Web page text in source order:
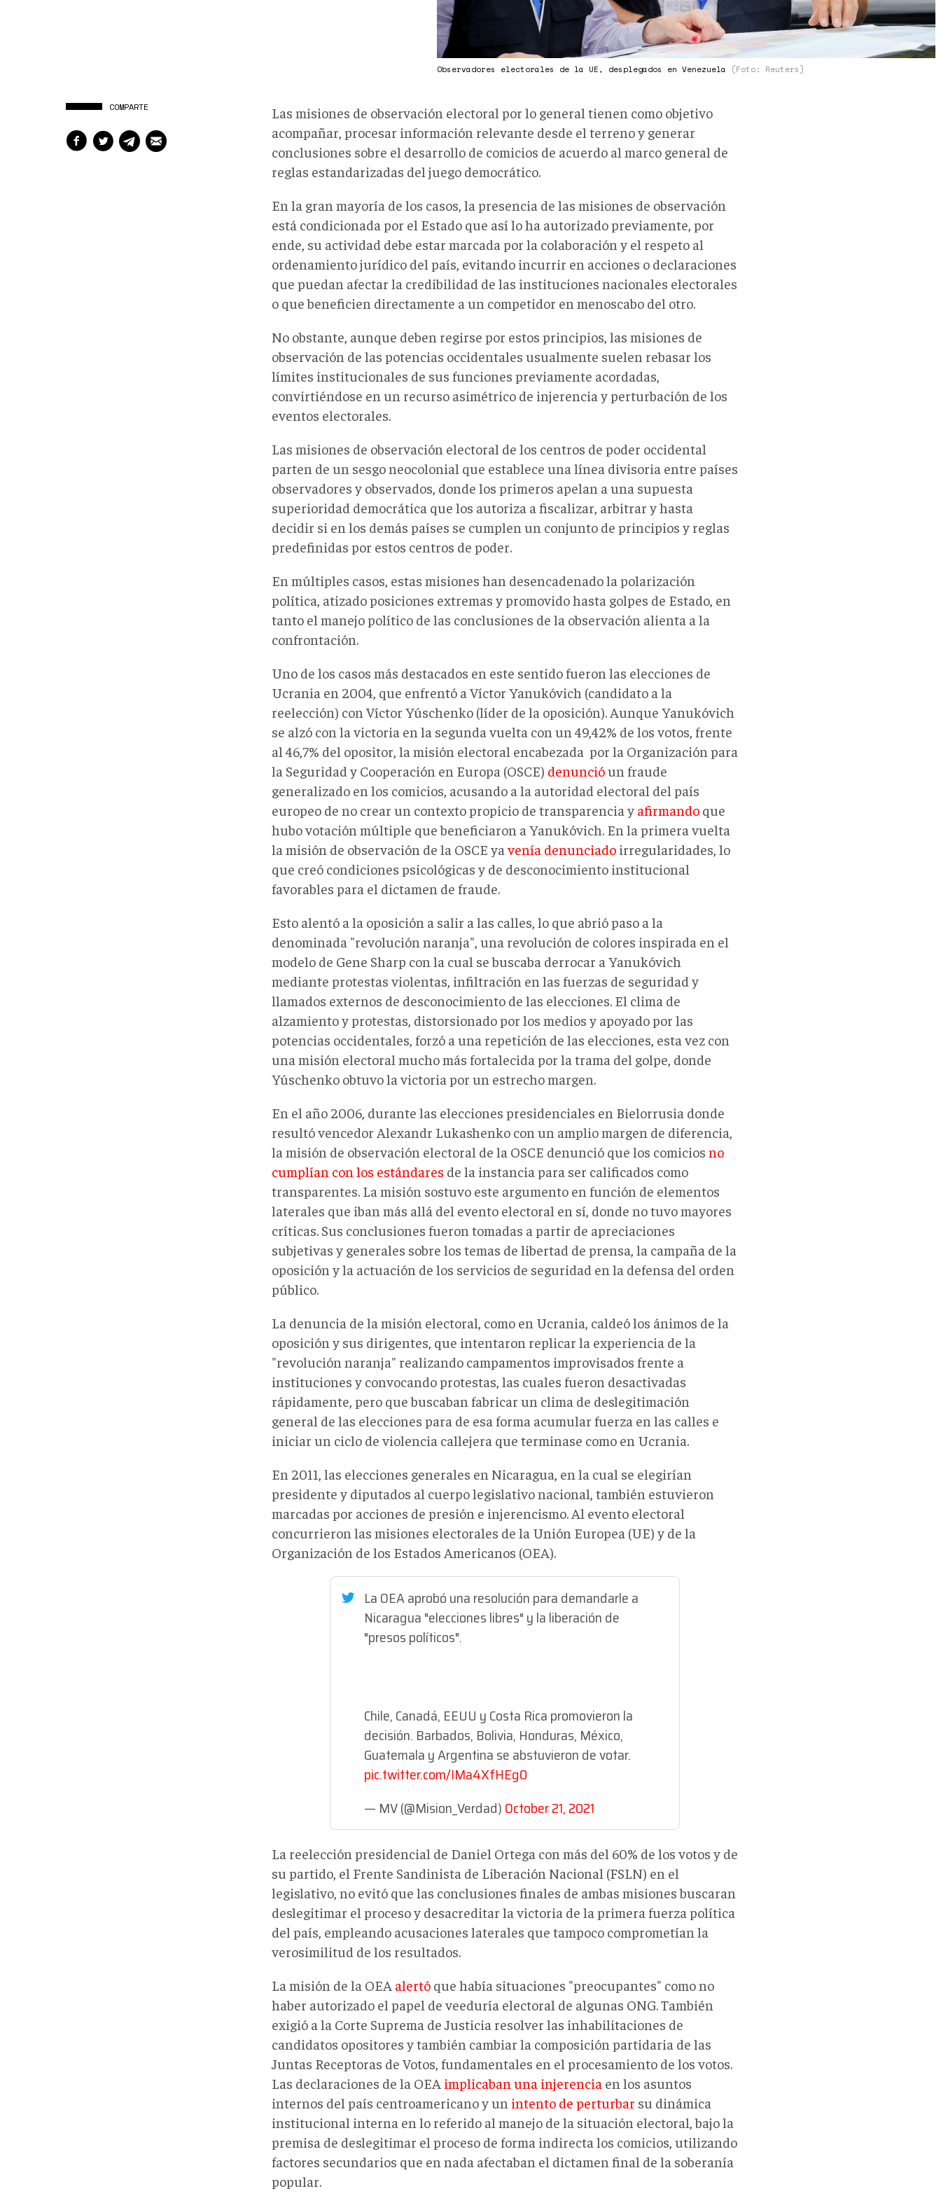
Observadores electorales de la UE, desplegados en Venezuela (Foto: Reuters)
COMPARTE
Las misiones de observación electoral por lo general tienen como objetivo
acompañar, procesar información relevante desde el terreno y generar
conclusiones sobre el desarrollo de comicios de acuerdo al marco general de
reglas estandarizadas del juego democrático.
En la gran mayoría de los casos, la presencia de las misiones de observación
está condicionada por el Estado que así lo ha autorizado previamente, por
ende, su actividad debe estar marcada por la colaboración y el respeto al
ordenamiento jurídico del país, evitando incurrir en acciones o declaraciones
que puedan afectar la credibilidad de las instituciones nacionales electorales
o que beneficien directamente a un competidor en menoscabo del otro.
No obstante, aunque deben regirse por estos principios, las misiones de
observación de las potencias occidentales usualmente suelen rebasar los
límites institucionales de sus funciones previamente acordadas,
convirtiéndose en un recurso asimétrico de injerencia y perturbación de los
eventos electorales.
Las misiones de observación electoral de los centros de poder occidental
parten de un sesgo neocolonial que establece una línea divisoria entre países
observadores y observados, donde los primeros apelan a una supuesta
superioridad democrática que los autoriza a fiscalizar, arbitrar y hasta
decidir si en los demás países se cumplen un conjunto de principios y reglas
predefinidas por estos centros de poder.
En múltiples casos, estas misiones han desencadenado la polarización
política, atizado posiciones extremas y promovido hasta golpes de Estado, en
tanto el manejo político de las conclusiones de la observación alienta a la
confrontación.
Uno de los casos más destacados en este sentido fueron las elecciones de
Ucrania en 2004, que enfrentó a Víctor Yanukóvich (candidato a la
reelección) con Víctor Yúschenko (líder de la oposición). Aunque Yanukóvich
se alzó con la victoria en la segunda vuelta con un 49,42% de los votos, frente
al 46,7% del opositor, la misión electoral encabezada por la Organización para
la Seguridad y Cooperación en Europa (OSCE) denuncióun fraude
generalizado en los comicios, acusando a la autoridad electoral del país
europeo de no crear un contexto propicio de transparencia y afirmando que
hubo votación múltiple que beneficiaron a Yanukóvich. En la primera vuelta
la misión de observación de la OSCE yavenía denunciado irregularidades, lo
que creó condiciones psicológicas y de desconocimiento institucional
favorables para el dictamen de fraude.
Esto alentó a la oposición a salir a las calles, lo que abrió paso a la
denominada "revolución naranja", una revolución de colores inspirada en el
modelo de Gene Sharp con la cual se buscaba derrocar a Yanukóvich
mediante protestas violentas, infiltración en las fuerzas de seguridad y
llamados externos de desconocimiento de las elecciones. El clima de
alzamiento y protestas, distorsionado por los medios y apoyado por las
potencias occidentales, forzó a una repetición de las elecciones, esta vez con
una misión electoral mucho más fortalecida por la trama del golpe, donde
Yúschenko obtuvo la victoria por un estrecho margen.
En el año 2006, durante las elecciones presidenciales en Bielorrusia donde
resultó vencedor Alexandr Lukashenko con un amplio margen de diferencia,
la misión de observación electoral de la OSCE denunció que los comicios no
cumplían con los estándares de la instancia para ser calificados como
transparentes. La misión sostuvo este argumento en función de elementos
laterales que iban más allá del evento electoral en sí, donde no tuvo mayores
críticas. Sus conclusiones fueron tomadas a partir de apreciaciones
subjetivas y generales sobre los temas de libertad de prensa, la campaña de la
oposición y la actuación de los servicios de seguridad en la defensa del orden
público.
La denuncia de la misión electoral, como en Ucrania, caldeó los ánimos de la
oposición y sus dirigentes, que intentaron replicar la experiencia de la
"revolución naranja" realizando campamentos improvisados frente a
instituciones y convocando protestas, las cuales fueron desactivadas
rápidamente, pero que buscaban fabricar un clima de deslegitimación
general de las elecciones para de esa forma acumular fuerza en las calles e
iniciar un ciclo de violencia callejera que terminase como en Ucrania.
En 2011, las elecciones generales en Nicaragua, en la cual se elegirían
presidente y diputados al cuerpo legislativo nacional, también estuvieron
marcadas por acciones de presión e injerencismo. Al evento electoral
concurrieron las misiones electorales de la Unión Europea (UE) y de la
Organización de los Estados Americanos (OEA).
La OEA aprobó una resolución para demandarle a
Nicaragua "elecciones libres" y la liberación de
"presos políticos".
Chile, Canadá, EEUU y Costa Rica promovieron la
decisión. Barbados, Bolivia, Honduras, México,
Guatemala y Argentina se abstuvieron de votar.
pic.twitter.com/IMa4XfHEg0
— MV (@Mision_Verdad)October 21, 2021
La reelección presidencial de Daniel Ortega con más del 60% de los votos y de
su partido, el Frente Sandinista de Liberación Nacional (FSLN) en el
legislativo, no evitó que las conclusiones finales de ambas misiones buscaran
deslegitimar el proceso y desacreditar la victoria de la primera fuerza política
del país, empleando acusaciones laterales que tampoco comprometían la
verosimilitud de los resultados.
La misión de la OEA alertó que había situaciones "preocupantes" como no
haber autorizado el papel de veeduría electoral de algunas ONG. También
exigió a la Corte Suprema de Justicia resolver las inhabilitaciones de
candidatos opositores y también cambiar la composición partidaria de las
Juntas Receptoras de Votos, fundamentales en el procesamiento de los votos.
Las declaraciones de la OEA implicaban una injerencia en los asuntos
internos del país centroamericano y un intento de perturbar su dinámica
institucional interna en lo referido al manejo de la situación electoral, bajo la
premisa de deslegitimar el proceso de forma indirecta los comicios, utilizando
factores secundarios que en nada afectaban el dictamen final de la soberanía
popular.